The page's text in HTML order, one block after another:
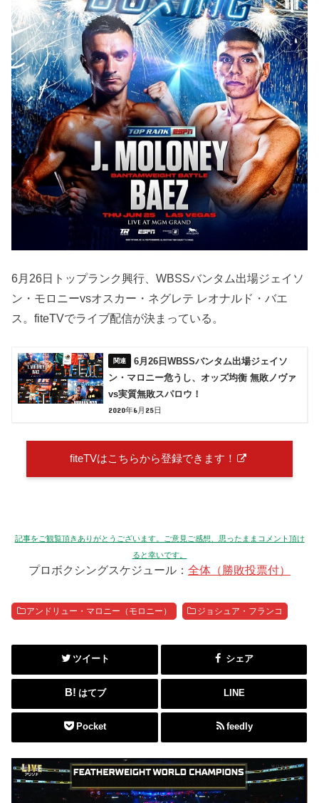
6月26日トップランク興行、WBSSバンタム出場ジェイソ
ン・モロニーvsオスカー・ネグレテ レオナルド・バエ
ス。fiteTVでライブ配信が決まっている。
6月26日WBSSバンタム出場ジェイソ
ン・マロニー危うし、オッズ均衡 無敗ノヴァ
vs実質無敗スパロウ！
2020年6月25日
fiteTVはこちらから登録できます！
記事をご観覧頂きありがとうございます。ご意見ご感想、思ったままコメント頂け
ると幸いです。
プロボクシングスケジュール： 全体（勝敗投票付）
アンドリュー・マロニー（モロニー） ジョシュア・フランコ
ツイート シェア
はてブ LINE
Pocket feedly